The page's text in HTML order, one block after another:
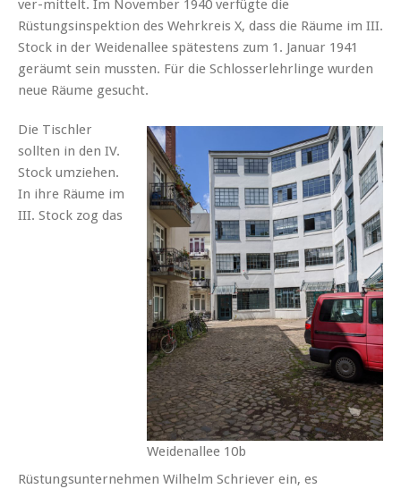
ver-mittelt. Im November 1940 verfügte die
Rüstungsinspektion des Wehrkreis X, dass die Räume im III.
Stock in der Weidenallee spätestens zum 1. Januar 1941
geräumt sein mussten. Für die Schlosserlehrlinge wurden
neue Räume gesucht.
Weidenallee 10b
Die Tischler
sollten in den IV.
Stock umziehen.
In ihre Räume im
III. Stock zog das
Rüstungsunternehmen Wilhelm Schriever ein, es